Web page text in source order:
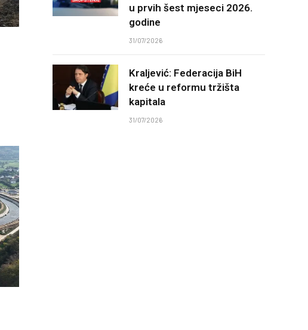
u prvih šest mjeseci 2026.
godine
31/07/2026
Kraljević: Federacija BiH
kreće u reformu tržišta
kapitala
31/07/2026